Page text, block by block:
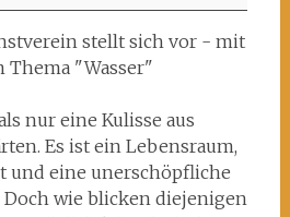
stellt sich vor - mit
"Wasser"
nur eine Kulisse aus
Es ist ein Lebensraum,
und eine unerschöpfliche
wie blicken diejenigen